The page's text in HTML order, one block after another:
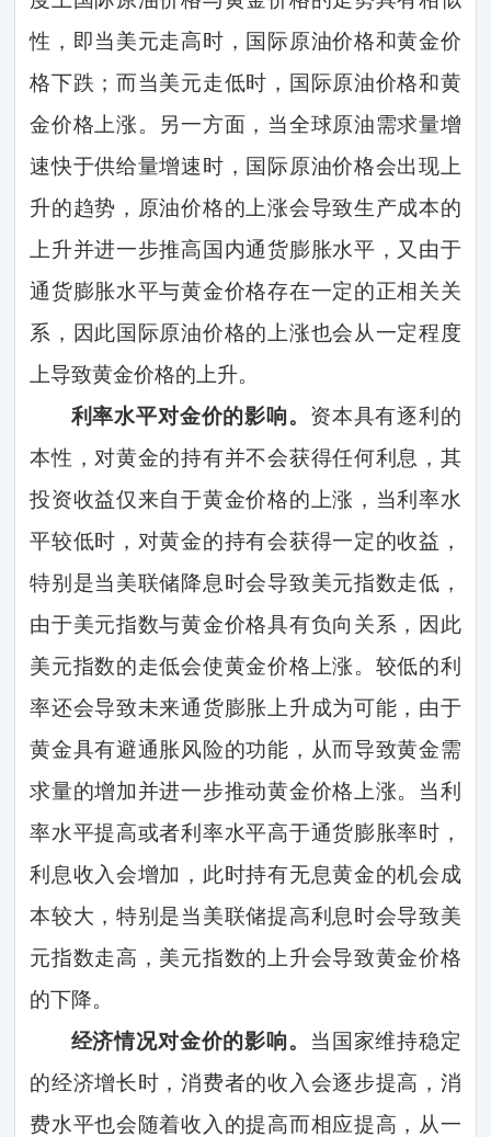
性，即当美元走高时，国际原油价格和黄金价
格下跌；而当美元走低时，国际原油价格和黄
金价格上涨。另一方面，当全球原油需求量增
速快于供给量增速时，国际原油价格会出现上
升的趋势，原油价格的上涨会导致生产成本的
上升并进一步推高国内通货膨胀水平，又由于
通货膨胀水平与黄金价格存在一定的正相关关
系，因此国际原油价格的上涨也会从一定程度
上导致黄金价格的上升。
利率水平对金价的影响。 资本具有逐利的
本性，对黄金的持有并不会获得任何利息，其
投资收益仅来自于黄金价格的上涨，当利率水
平较低时，对黄金的持有会获得一定的收益，
特别是当美联储降息时会导致美元指数走低，
由于美元指数与黄金价格具有负向关系，因此
美元指数的走低会使黄金价格上涨。较低的利
率还会导致未来通货膨胀上升成为可能，由于
黄金具有避通胀风险的功能，从而导致黄金需
求量的增加并进一步推动黄金价格上涨。当利
率水平提高或者利率水平高于通货膨胀率时，
利息收入会增加，此时持有无息黄金的机会成
本较大，特别是当美联储提高利息时会导致美
元指数走高，美元指数的上升会导致黄金价格
的下降。
经济情况对金价的影响。 当国家维持稳定
的经济增长时，消费者的收入会逐步提高，消
费水平也会随着收入的提高而相应提高，从一